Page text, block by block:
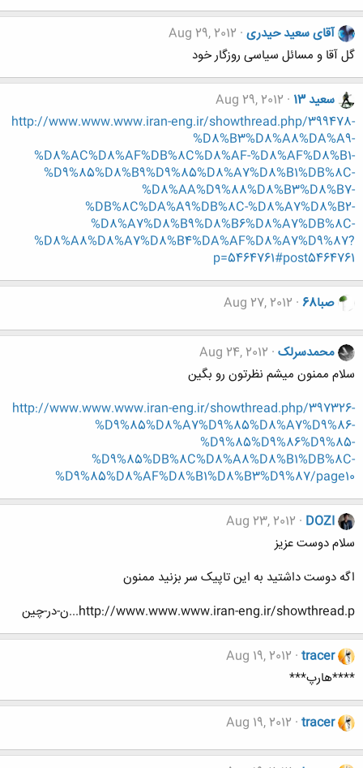
آقای سعید حیدری Aug 29, 2012
گل آقا و مسائل سیاسی روزگار خود
سعید 13
Aug 29, 2012
http://www.www.www.iran-eng.ir/showthread.php/399478-
%D8%B3%D8%A8%DA%A9-
%D8%AC%D8%AF%DB%8C%D8%AF-%D8%AF%D8%B1-
%D9%85%D8%B9%D9%85%D8%A7%D8%B1%DB%8C-
%D8%AA%D9%88%D8%B3%D8%B7-
%DB%8C%DA%A9%DB%8C-%D8%A7%D8%B2-
%D8%A7%D8%B9%D8%B6%D8%A7%DB%8C-
%D8%A8%D8%A7%D8%B4%DA%AF%D8%A7%D9%87?
p=5464761#post5464761
صبا68 Aug 27, 2012
محمدسرلک Aug 24, 2012
سلام ممنون میشم نظرتون رو بگین
http://www.www.www.iran-eng.ir/showthread.php/397326-
%D9%85%D8%A7%D9%85%D8%A7%D9%86-
%D9%85%D9%86%D9%85-
%D9%85%DB%8C%D8%A8%D8%B1%DB%8C-
%D9%85%D8%AF%D8%B1%D8%B3%D9%87/page10
DOZI
Aug 23, 2012
سلام دوست عزیز
اگه دوست داشتید به این تاپیک سر بزنید ممنون
http://www.www.www.iran-eng.ir/showthread.p...ن-در-چین
tracer
Aug 19, 2012
****هارپ***
tracer
Aug 19, 2012